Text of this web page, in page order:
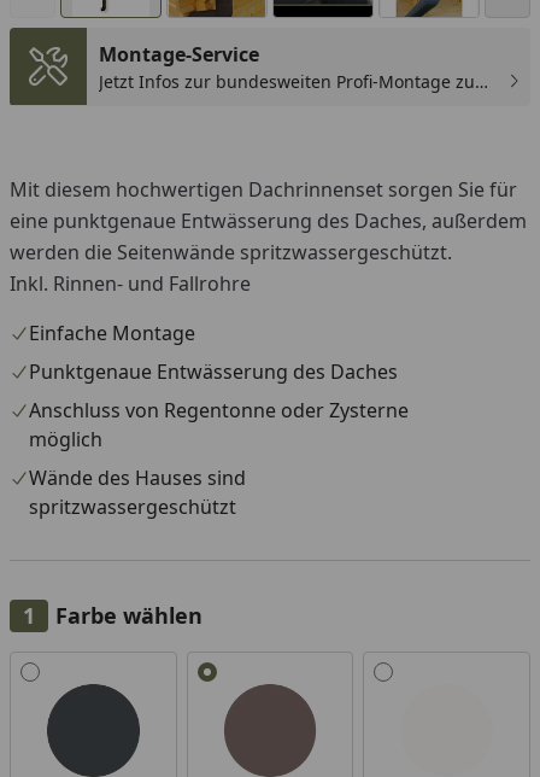
Montage-Service
Jetzt Infos zur bundesweiten Profi-Montage zum
Mit diesem hochwertigen Dachrinnenset sorgen Sie für
eine punktgenaue Entwässerung des Daches, außerdem
werden die Seitenwände spritzwassergeschützt.
Inkl. Rinnen- und Fallrohre
Einfache Montage
Punktgenaue Entwässerung des Daches
Anschluss von Regentonne oder Zysterne
möglich
Wände des Hauses sind
spritzwassergeschützt
Farbe wählen
Alle anzeigen (3)